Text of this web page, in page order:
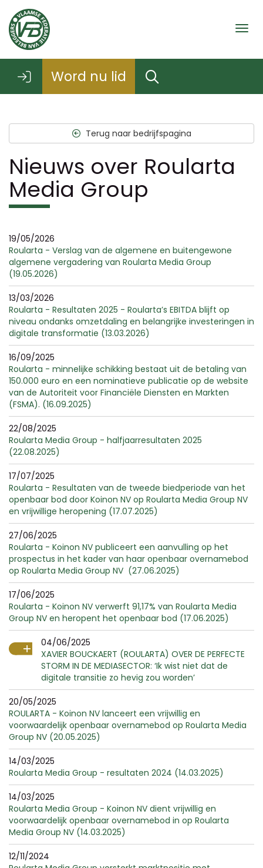
Word nu lid
Terug naar bedrijfspagina
Nieuws over Roularta
Media Group
19/05/2026
Roularta - Verslag van de algemene en buitengewone
algemene vergadering van Roularta Media Group
(19.05.2026)
13/03/2026
Roularta - Resultaten 2025 - Roularta’s EBITDA blijft op
niveau ondanks omzetdaling en belangrijke investeringen in
digitale transformatie (13.03.2026)
16/09/2025
Roularta - minnelijke schikking bestaat uit de betaling van
150.000 euro en een nominatieve publicatie op de website
van de Autoriteit voor Financiële Diensten en Markten
(FSMA). (16.09.2025)
22/08/2025
Roularta Media Group - halfjaarresultaten 2025
(22.08.2025)
17/07/2025
Roularta - Resultaten van de tweede biedperiode van het
openbaar bod door Koinon NV op Roularta Media Group NV
en vrijwillige heropening (17.07.2025)
27/06/2025
Roularta - Koinon NV publiceert een aanvulling op het
prospectus in het kader van haar openbaar overnamebod
op Roularta Media Group NV (27.06.2025)
17/06/2025
Roularta - Koinon NV verwerft 91,17% van Roularta Media
Group NV en heropent het openbaar bod (17.06.2025)
04/06/2025
XAVIER BOUCKAERT (ROULARTA) OVER DE PERFECTE
STORM IN DE MEDIASECTOR: ‘Ik wist niet dat de
digitale transitie zo hevig zou worden’
20/05/2025
ROULARTA - Koinon NV lanceert een vrijwillig en
voorwaardelijk openbaar overnamebod op Roularta Media
Group NV (20.05.2025)
14/03/2025
Roularta Media Group - resultaten 2024 (14.03.2025)
14/03/2025
Roularta Media Group - Koinon NV dient vrijwillig en
voorwaardelijk openbaar overnamebod in op Roularta
Media Group NV (14.03.2025)
12/11/2024